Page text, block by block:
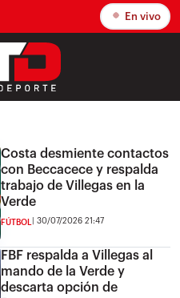
En vivo
Costa desmiente contactos
con Beccacece y respalda
trabajo de Villegas en la
Verde
FÚTBOL 30/07/2026 21:47
FBF respalda a Villegas al
mando de la Verde y
descarta opción de